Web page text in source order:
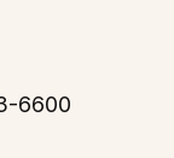
6600